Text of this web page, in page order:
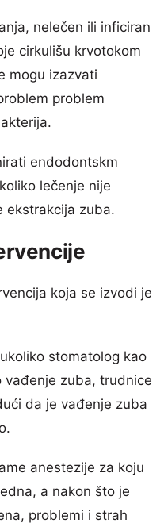
nelečen ili inficiran
cirkulišu krvotokom
mogu izazvati
problem
endodontskm
lečenje nije
ekstrakcija zuba.
koja se izvodi je
stomatolog kao
zuba, trudnice
da je vađenje zuba
anestezije za koju
a nakon što je
problemi i strah